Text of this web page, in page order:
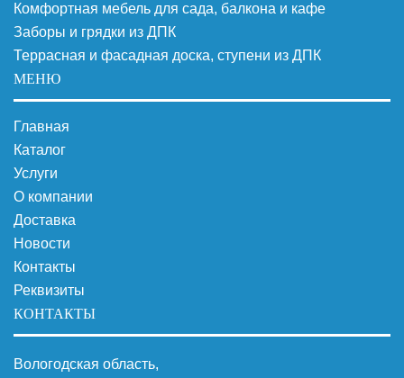
Комфортная мебель для сада, балкона и кафе
Заборы и грядки из ДПК
Террасная и фасадная доска, ступени из ДПК
МЕНЮ
Главная
Каталог
Услуги
О компании
Доставка
Новости
Контакты
Реквизиты
КОНТАКТЫ
Вологодская область,